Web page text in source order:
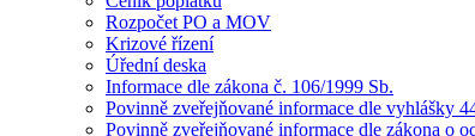
Rozpočet PO a MOV
Krizové řízení
Úřední deska
Informace dle zákona č. 106/1999 Sb.
Povinně zveřejňované informace dle vyhlášky
Povinně zveřejňované informace dle zákona o